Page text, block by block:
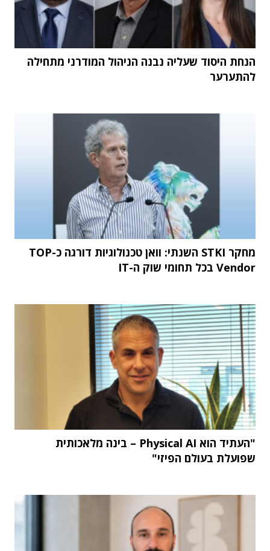
הנחת היסוד שעליה נבנה הניהול המודרני מתחילה
להתערער
מחקר STKI השנתי: וואן טכנולוגיות דורגה כ-TOP
Vendor בכל תחומי שוק ה-IT
"העתיד הוא Physical AI – בינה מלאכותית
שפועלת בעולם הפיזי"